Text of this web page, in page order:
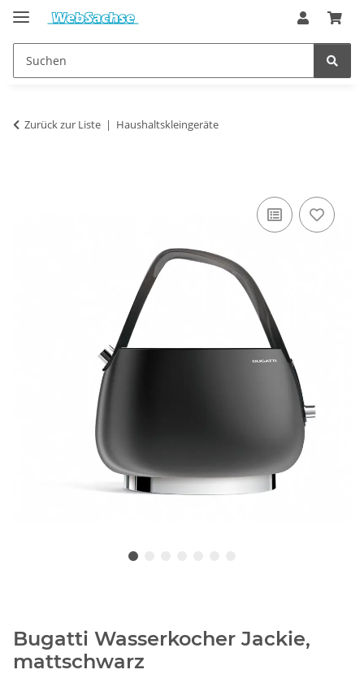
Zurück zur Liste Haushaltskleingeräte
Bugatti Wasserkocher Jackie,
mattschwarz